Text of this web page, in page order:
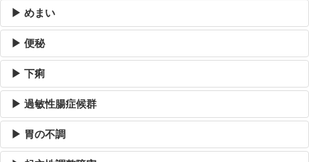
▶ めまい
▶ 便秘
▶ 下痢
▶ 過敏性腸症候群
▶ 胃の不調